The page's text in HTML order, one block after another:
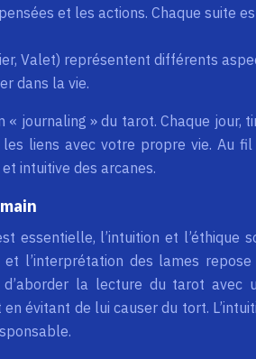
et les actions. Chaque suite
Valet) représentent différents
dans la vie.
journaling » du tarot. Chaque jour,
liens avec votre propre vie. Au fil
intuitive des arcanes.
essentielle, l’intuition et l’éthique
l’interprétation des lames repose
la lecture du tarot avec
évitant de lui causer du tort.